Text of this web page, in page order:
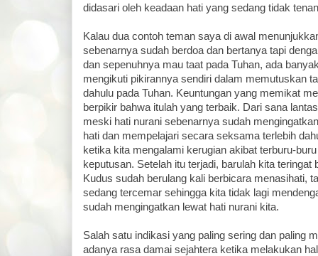
didasari oleh keadaan hati yang sedang tidak
Kalau dua contoh teman saya di awal
sebenarnya sudah berdoa dan bertanya tapi
dan sepenuhnya mau taat pada Tuhan, ada
mengikuti pikirannya sendiri dalam memutuskan
dahulu pada Tuhan. Keuntungan yang memikat
berpikir bahwa itulah yang terbaik. Dari sana
meski hati nurani sebenarnya sudah
hati dan mempelajari secara seksama terlebih
ketika kita mengalami kerugian akibat terburu-
keputusan. Setelah itu terjadi, barulah kita teringat
Kudus sudah berulang kali berbicara menasihati,
sedang tercemar sehingga kita tidak lagi
sudah mengingatkan lewat hati nurani kita.
Salah satu indikasi yang paling sering dan paling
adanya rasa damai sejahtera ketika melakukan